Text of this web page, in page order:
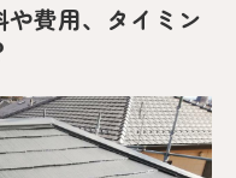
費用、タイミン